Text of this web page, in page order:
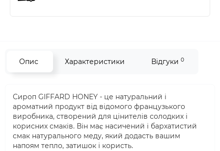
Опис Характеристики Відгуки 0
Сироп GIFFARD HONEY - це натуральний і
ароматний продукт від відомого французького
виробника, створений для цінителів солодких і
корисних смаків. Він має насичений і бархатистий
смак натурального меду, який додасть вашим
напоям тепло, затишок і користь.